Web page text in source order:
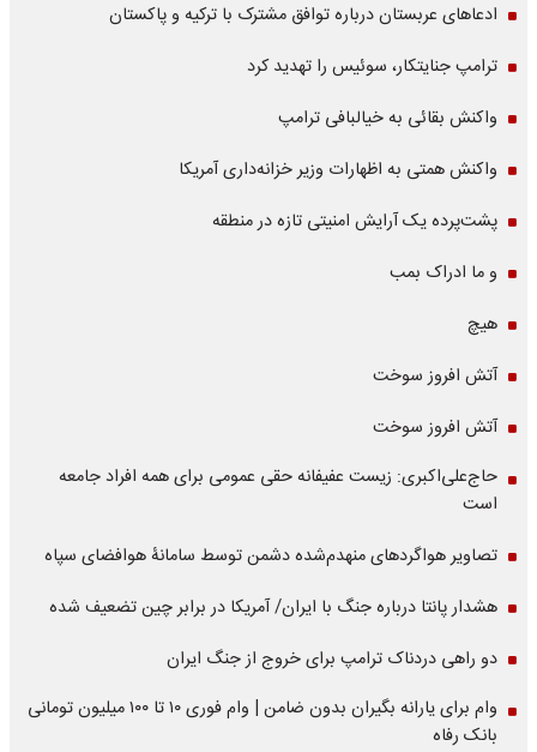
ادعاهای عربستان درباره توافق مشترک با ترکیه و پاکستان
ترامپ جنایتکار، سوئیس را تهدید کرد
واکنش بقائی به خیالبافی ترامپ
واکنش همتی به اظهارات وزیر خزانه‌داری آمریکا
پشت‌پرده یک آرایش امنیتی تازه در منطقه
و ما ادراک بمب
هیچ
آتش افروز سوخت
آتش افروز سوخت
حاج‌علی‌اکبری: زیست عفیفانه حقی عمومی برای همه افراد جامعه
است
تصاویر هواگردهای منهدم‌شده دشمن توسط سامانۀ هوافضای سپاه
هشدار پانتا درباره جنگ با ایران/ آمریکا در برابر چین تضعیف شده
دو راهی دردناک ترامپ برای خروج از جنگ ایران
وام برای یارانه بگیران بدون ضامن | وام فوری ۱۰ تا ۱۰۰ میلیون تومانی
بانک رفاه